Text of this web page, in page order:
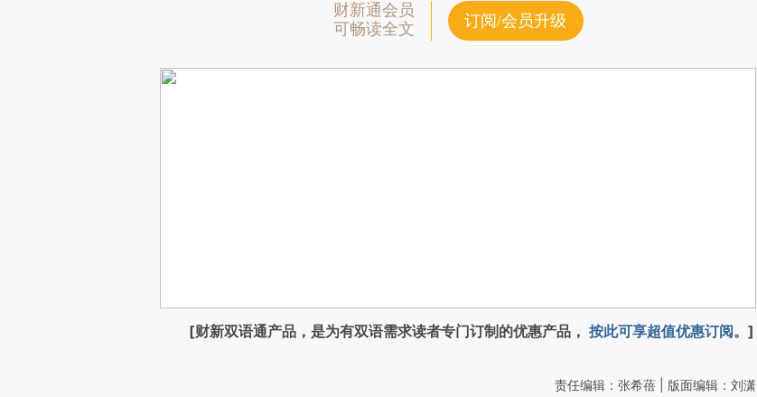
财新通会员
可畅读全文
订阅/会员升级
[财新双语通产品，是为有双语需求读者专门订制的优惠产品， 按此可享超值优惠订阅。]
责任编辑：张希蓓 | 版面编辑：刘潇